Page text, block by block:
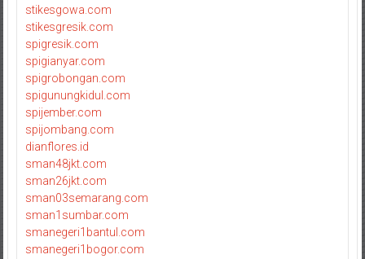
stikesgowa.com
stikesgresik.com
spigresik.com
spigianyar.com
spigrobongan.com
spigunungkidul.com
spijember.com
spijombang.com
dianflores.id
sman48jkt.com
sman26jkt.com
sman03semarang.com
sman1sumbar.com
smanegeri1bantul.com
smanegeri1bogor.com